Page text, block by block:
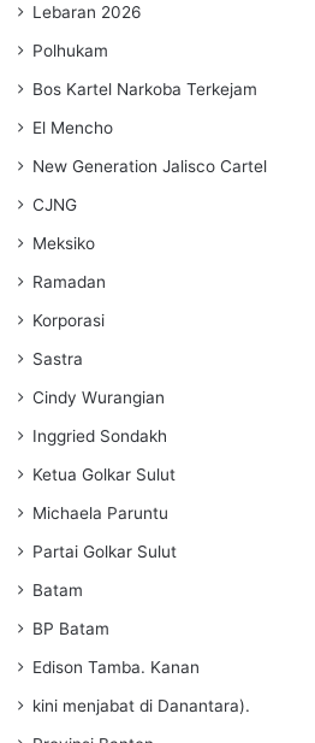
Lebaran 2026
Polhukam
Bos Kartel Narkoba Terkejam
El Mencho
New Generation Jalisco Cartel
CJNG
Meksiko
Ramadan
Korporasi
Sastra
Cindy Wurangian
Inggried Sondakh
Ketua Golkar Sulut
Michaela Paruntu
Partai Golkar Sulut
Batam
BP Batam
Edison Tamba. Kanan
kini menjabat di Danantara).